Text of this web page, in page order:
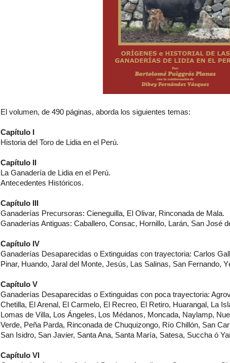
El volumen, de 490 páginas, aborda los siguientes temas:
Capítulo I
Historia del Toro de Lidia en el Perú.
Capítulo II
La Ganadería de Lidia en el Perú.
Antecedentes Históricos.
Capítulo III
Ganaderías Precursoras: Cieneguilla, El Olivar, Rinconada de Mala.
Ganaderías Antiguas: Caballero, Consac, Hornillo, Larán, San José
Capítulo IV
Ganaderías Desaparecidas o Extinguidas con trayectoria: Carlos
Pinar, Huando, Jaral del Monte, Jesús, Las Salinas, San Fernando,
Capítulo V
Ganaderías Desaparecidas o Extinguidas con poca trayectoria:
Chetilla, El Arenal, El Carmelo, El Recreo, El Retiro, Huarangal, La
Lomas de Villa, Los Ángeles, Los Médanos, Moncada, Naylamp,
Verde, Peña Parda, Rinconada de Chuquizongo, Río Chillón, San
San Isidro, San Javier, Santa Ana, Santa María, Satesa, Succha ó
Capítulo VI